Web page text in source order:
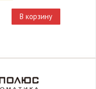
В корзину